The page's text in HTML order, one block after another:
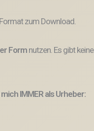
zum Download.
Formnutzen. Es gibt keine
IMMER als Urheber: